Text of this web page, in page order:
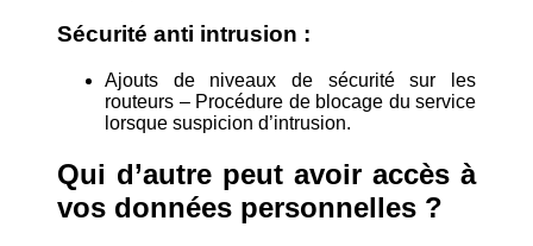
Sécurité anti intrusion :
Ajouts de niveaux de sécurité sur les
routeurs – Procédure de blocage du service
lorsque suspicion d’intrusion.
Qui d’autre peut avoir accès à
vos données personnelles ?